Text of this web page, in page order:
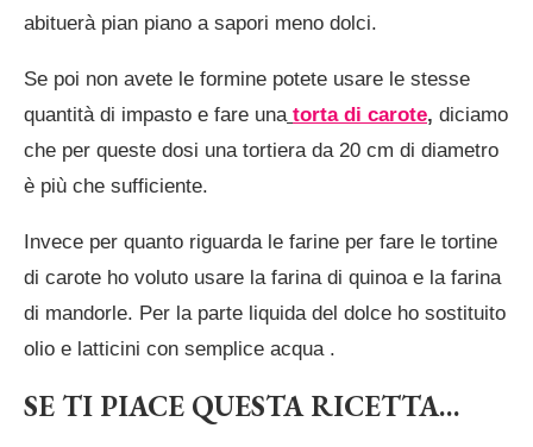
abituerà pian piano a sapori meno dolci.
Se poi non avete le formine potete usare le stesse
quantità di impasto e fare una torta di carote, diciamo
che per queste dosi una tortiera da 20 cm di diametro
è più che sufficiente.
Invece per quanto riguarda le farine per fare le tortine
di carote ho voluto usare la farina di quinoa e la farina
di mandorle. Per la parte liquida del dolce ho sostituito
olio e latticini con semplice acqua .
SE TI PIACE QUESTA RICETTA…